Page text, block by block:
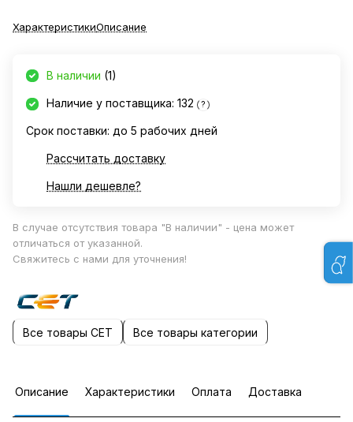
ХарактеристикиОписание
В наличии (1)
Наличие у поставщика: 132 ?
Срок поставки: до 5 рабочих дней
Рассчитать доставку
Нашли дешевле?
В случае отсутствия товара "В наличии" - цена может
отличаться от указанной.
Свяжитесь с нами для уточнения!
Все товары CET Все товары категории
Описание Характеристики Оплата Доставка